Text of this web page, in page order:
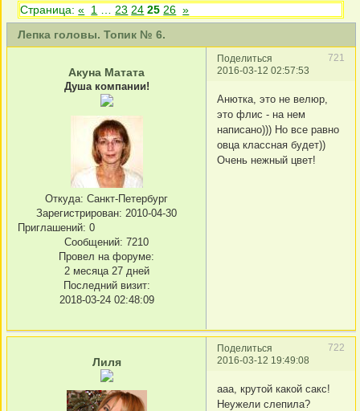
Лепка головы. Топик № 6.
Страница:« 1 23 24 25 26 »
Поделиться
721
2016-03-12 02:57:53
Акуна Матата
Душа компании!
Откуда: Санкт-Петербург
Зарегистрирован: 2010-04-30
Приглашений: 0
Сообщений: 7210
Провел на форуме:
2 месяца 27 дней
Последний визит:
2018-03-24 02:48:09
Анютка, это не велюр,
это флис - на нем
написано))) Но все равно
овца классная будет))
Очень нежный цвет!
Поделиться
722
2016-03-12 19:49:08
Лиля
ааа, крутой какой сакс!
Неужели слепила?